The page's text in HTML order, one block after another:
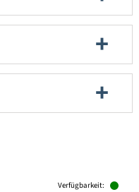
Verfügbarkeit: